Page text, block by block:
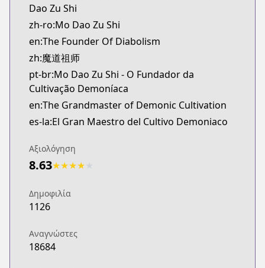
https://sevenseasentertainment.com/series/
Dao Zu Shi
zh-ro:Mo Dao Zu Shi
en:The Founder Of Diabolism
zh:魔道祖师
pt-br:Mo Dao Zu Shi - O Fundador da
Cultivação Demoníaca
en:The Grandmaster of Demonic Cultivation
es-la:El Gran Maestro del Cultivo Demoniaco
Αξιολόγηση
8.63★★★★
Δημοφιλία
1126
Αναγνώστες
18684